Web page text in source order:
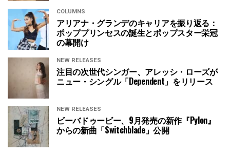
COLUMNS
アリアナ・グランデのキャリアを振り返る：
ポッププリンセスの誕生とポップスター栄冠
の幕開け
NEW RELEASES
注目の次世代シンガー、アレッシ・ローズが
ニュー・シングル「Dependent」をリリース
NEW RELEASES
ビーバドゥービー、9月発売の新作『Pylon』
からの新曲「Switchblade」公開